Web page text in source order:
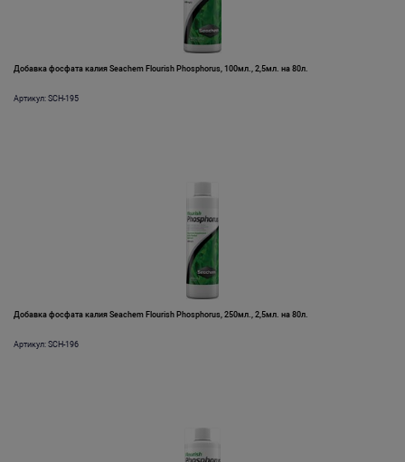
Добавка фосфата калия Seachem Flourish Phosphorus, 100мл., 2,5мл. на 80л.
Артикул: SCH-195
Добавка фосфата калия Seachem Flourish Phosphorus, 250мл., 2,5мл. на 80л.
Артикул: SCH-196